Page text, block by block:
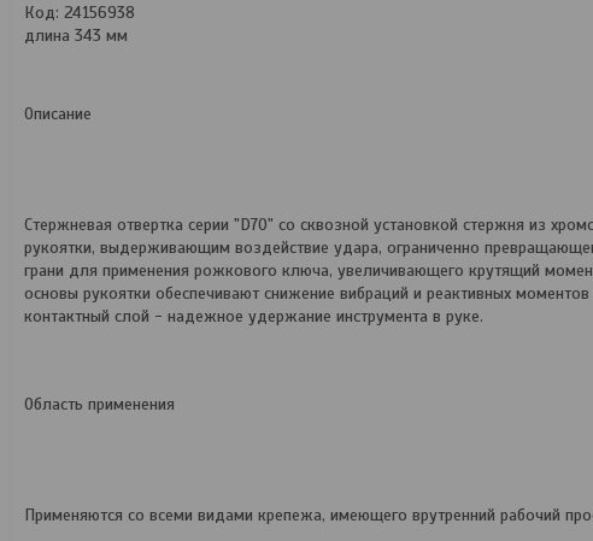
Код: 24156938
длина 343 мм
Описание
Стержневая отвертка серии "D70" со сквозной установкой стержня из
рукоятки, выдерживающим воздействие удара, ограниченно
грани для применения рожкового ключа, увеличивающего крутящий
основы рукоятки обеспечивают снижение вибраций и реактивных
контактный слой - надежное удержание инструмента в руке.
Область применения
Применяются со всеми видами крепежа, имеющего врутренний рабочий